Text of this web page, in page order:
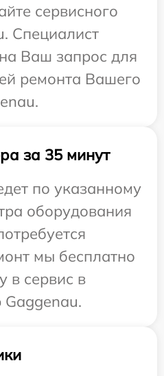
сервисного
Специалист
Ваш запрос для
ремонта Вашего
за 35 минут
по указанному
оборудования
мы бесплатно
в сервис в
Gaggenau.